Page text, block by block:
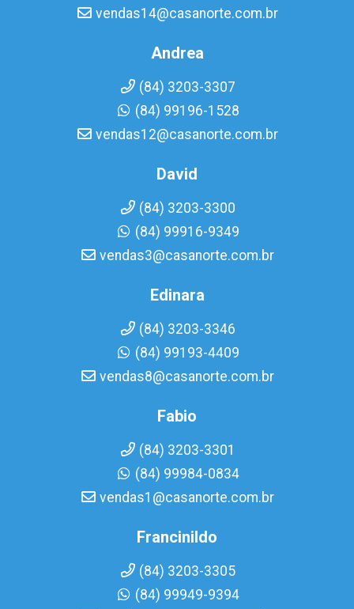
vendas14@casanorte.com.br
Andrea
(84) 3203-3307
(84) 99196-1528
vendas12@casanorte.com.br
David
(84) 3203-3300
(84) 99916-9349
vendas3@casanorte.com.br
Edinara
(84) 3203-3346
(84) 99193-4409
vendas8@casanorte.com.br
Fabio
(84) 3203-3301
(84) 99984-0834
vendas1@casanorte.com.br
Francinildo
(84) 3203-3305
(84) 99949-9394